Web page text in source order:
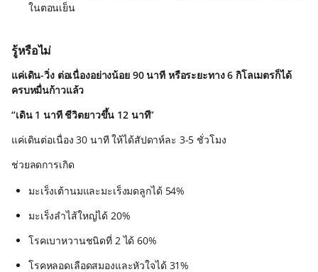
ในตอนเย็น
รู้หรือไม่
แค่เดิน-วิ่ง ต่อเนื่องอย่างน้อย 90 นาที หรือระยะทาง 6 กิโลเมตรก็ได้
ครบหมื่นก้าวแล้ว
“เดิน 1 นาที ชีวิตยาวขึ้น 12 นาที”
แค่เดินต่อเนื่อง 30 นาที ให้ได้สัปดาห์ละ 3-5 ชั่วโมง
ช่วยลดการเกิด
มะเร็งเต้านมและมะเร็งมดลูกได้ 54%
มะเร็งลำไส้ใหญ่ได้ 20%
โรคเบาหวานชนิดที่ 2 ได้ 60%
โรคหลอดเลือดสมองและหัวใจได้ 31%